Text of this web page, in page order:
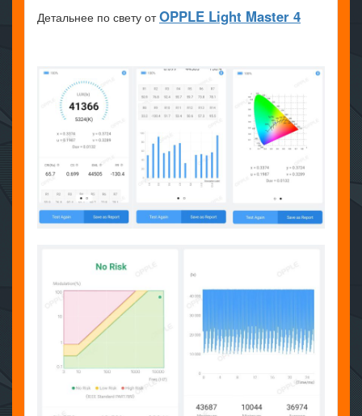
Детальнее по свету отOPPLE Light Master 4